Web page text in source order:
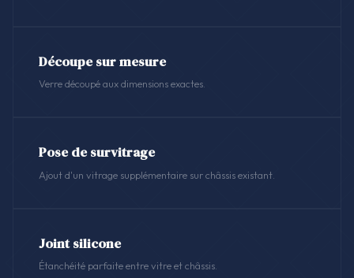
Découpe sur mesure
Verre découpé aux dimensions exactes.
Pose de survitrage
Ajout d'un vitrage supplémentaire sur châssis existant.
Joint silicone
Étanchéité parfaite entre vitre et châssis.